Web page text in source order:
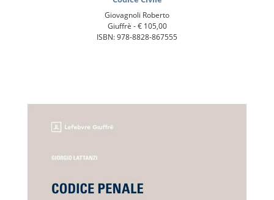
Giovagnoli Roberto
Giuffrè -€ 105,00
ISBN: 978-8828-867555